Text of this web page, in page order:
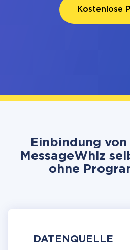
Kostenlose
Einbindung von
MessageWhiz
ohne
DATENQUELLE